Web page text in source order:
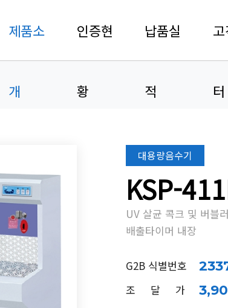
제품소
개
인증현
황
납품실
적 터
대용량음수기
KSP-
UV 살균 콕크 및 버블
배출타이머 내장
G2B 식별번호
조 달 가